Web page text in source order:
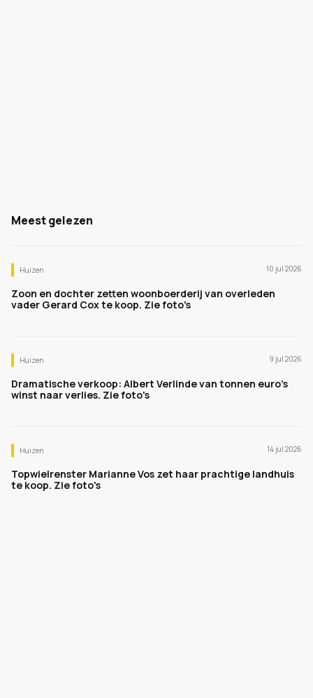
Meest gelezen
Huizen 10 jul 2026
Zoon en dochter zetten woonboerderij van overleden
vader Gerard Cox te koop. Zie foto's
Huizen 9 jul 2026
Dramatische verkoop: Albert Verlinde van tonnen euro's
winst naar verlies. Zie foto's
Huizen 14 jul 2026
Topwielrenster Marianne Vos zet haar prachtige landhuis
te koop. Zie foto's